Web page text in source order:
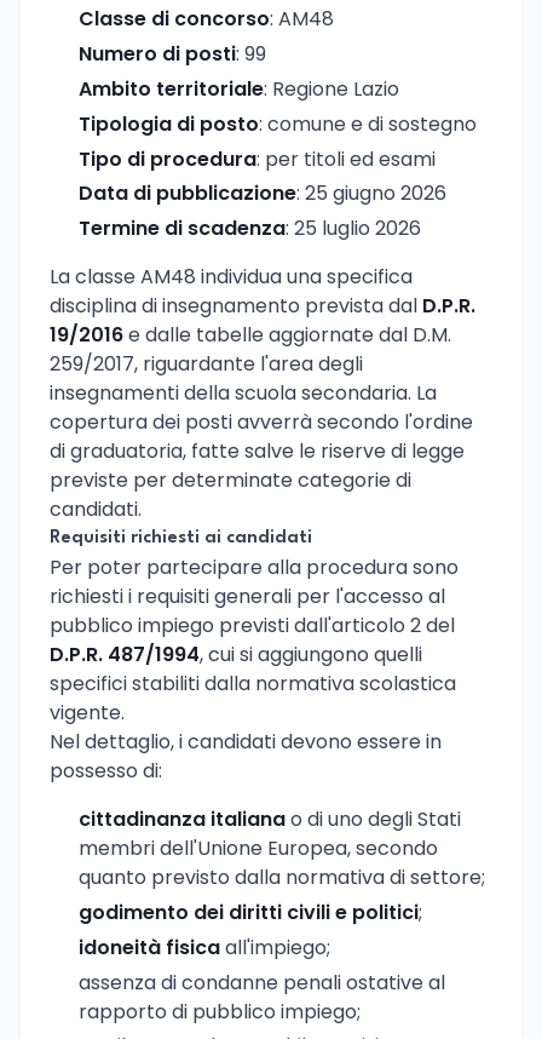
Classe di concorso: AM48
Numero di posti: 99
Ambito territoriale: Regione Lazio
Tipologia di posto: comune e di sostegno
Tipo di procedura: per titoli ed esami
Data di pubblicazione: 25 giugno 2026
Termine di scadenza: 25 luglio 2026
La classe AM48 individua una specifica
disciplina di insegnamento prevista dal D.P.R.
19/2016e dalle tabelle aggiornate dal D.M.
259/2017, riguardante l'area degli
insegnamenti della scuola secondaria. La
copertura dei posti avverrà secondo l'ordine
di graduatoria, fatte salve le riserve di legge
previste per determinate categorie di
candidati.
Requisiti richiesti ai candidati
Per poter partecipare alla procedura sono
richiesti i requisiti generali per l'accesso al
pubblico impiego previsti dall'articolo 2 del
D.P.R. 487/1994, cui si aggiungono quelli
specifici stabiliti dalla normativa scolastica
vigente.
Nel dettaglio, i candidati devono essere in
possesso di:
cittadinanza italianao di uno degli Stati
membri dell'Unione Europea, secondo
quanto previsto dalla normativa di settore;
godimento dei diritti civili e politici;
idoneità fisicaall'impiego;
assenza di condanne penali ostative al
rapporto di pubblico impiego;